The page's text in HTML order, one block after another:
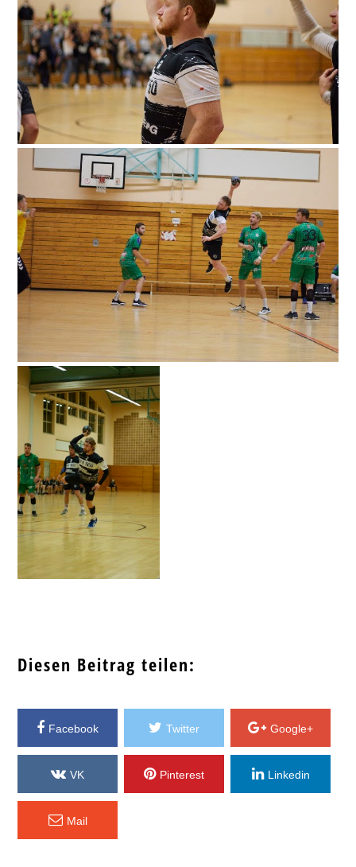
Diesen Beitrag teilen:
Facebook Twitter Google+
VK Pinterest Linkedin
Mail